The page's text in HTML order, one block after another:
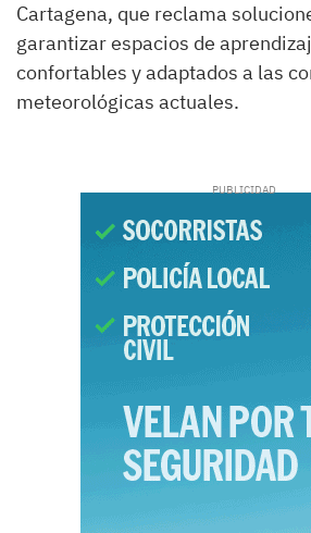
Cartagena, que reclama
garantizar espacios de
confortables y adaptados a las
meteorológicas actuales.